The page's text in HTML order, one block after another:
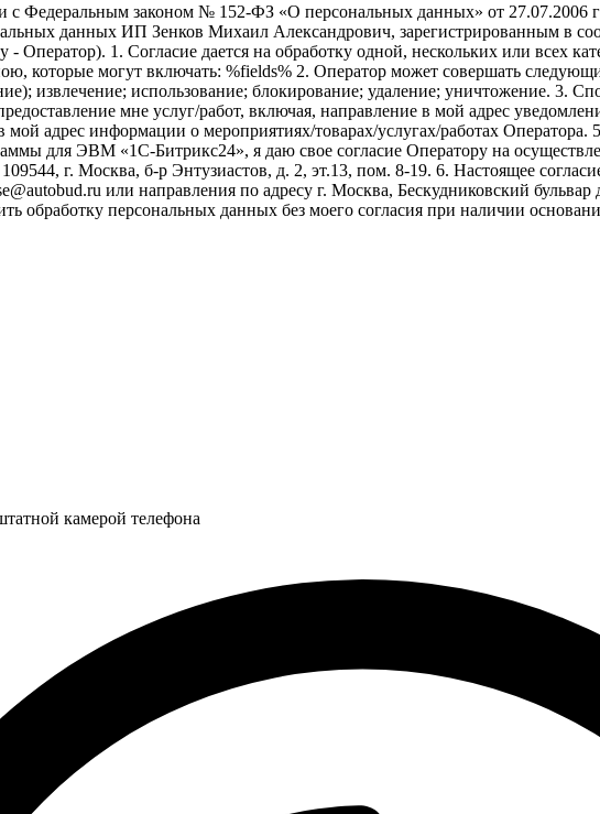
с Федеральным законом № 152-ФЗ «О персональных данных» от 27.07.2006
данных ИП Зенков Михаил Александрович, зарегистрированным в
- Оператор). 1. Согласие дается на обработку одной, нескольких или всех
которые могут включать: %fields% 2. Оператор может совершать
извлечение; использование; блокирование; удаление; уничтожение. 3.
мне услуг/работ, включая, направление в мой адрес
адрес информации о мероприятиях/товарах/услугах/работах
для ЭВМ «1С-Битрикс24», я даю свое согласие Оператору на
г. Москва, б-р Энтузиастов, д. 2, эт.13, пом. 8-19. 6. Настоящее
или направления по адресу г. Москва, Бескудниковский
обработку персональных данных без моего согласия при наличии
камерой телефона